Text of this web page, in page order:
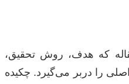
که هدف، روش تحقیق،
را دربر می‌گیرد. چکیده